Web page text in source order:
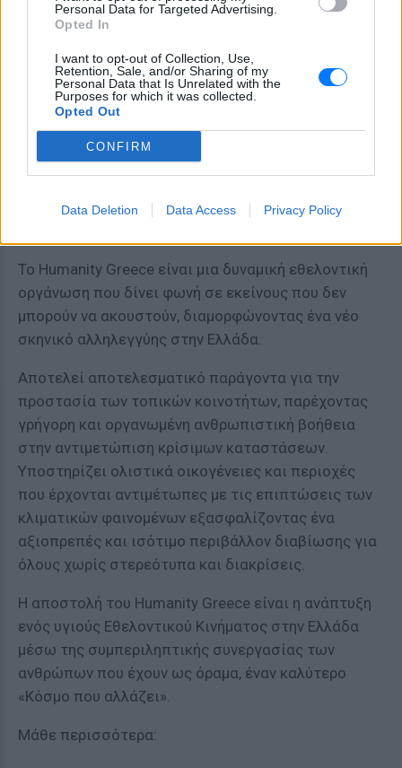
Personal Data for Targeted Advertising.
Opted In
I want to opt-out of Collection, Use,
Retention, Sale, and/or Sharing of my
Personal Data that Is Unrelated with the
Purposes for which it was collected.
Opted Out
CONFIRM
Data Deletion Data Access Privacy Policy
Το Humanity Greece είναι μια δυναμική εθελοντική
οργάνωση που δίνει φωνή σε εκείνους που δεν
μπορούν να ακουστούν, διαμορφώνοντας ένα νέο
σκηνικό αλληλεγγύης στην Ελλάδα.
Αποτελεί αποτελεσματικό παράγοντα για την
προστασία των τοπικών κοινοτήτων, παρέχοντας
γρήγορη και οργανωμένη ανθρωπιστική βοήθεια
στην αντιμετώπιση κρίσιμων καταστάσεων.
Υποστηρίζει ολιστικά οικογένειες και περιοχές
που έρχονται αντιμέτωπες με τις επιπτώσεις των
κλιματικών φαινομένων εξασφαλίζοντας ένα
αξιοπρεπές και ισότιμο περιβάλλον διαβίωσης για
όλους χωρίς στερεότυπα και διακρίσεις.
Η αποστολή του Humanity Greece είναι η ανάπτυξη
ενός υγιούς Εθελοντικού Κινήματος στην Ελλάδα
μέσω της συμπεριληπτικής συνεργασίας των
ανθρώπων που έχουν ως όραμα, έναν καλύτερο
«Κόσμο που αλλάζει».
Μάθε περισσότερα: